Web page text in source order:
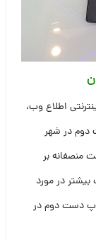
اطلاع وب،
دوم در شهر
منصفانه بر
در مورد
دست دوم در